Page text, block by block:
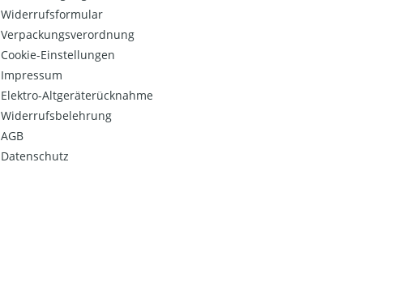
Widerrufsformular
Verpackungsverordnung
Cookie-Einstellungen
Impressum
Elektro-Altgeräterücknahme
Widerrufsbelehrung
AGB
Datenschutz